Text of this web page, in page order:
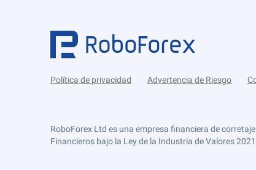
Política de privacidad Advertencia de Riesgo
RoboForex Ltd es una empresa financiera de
Financieros bajo la Ley de la Industria de Valores